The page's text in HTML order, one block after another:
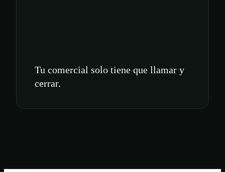
Tu comercial solo tiene que llamar y
cerrar.